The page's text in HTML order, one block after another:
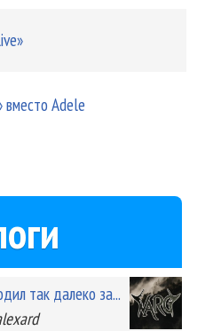
вместо Adele
так далеко за...